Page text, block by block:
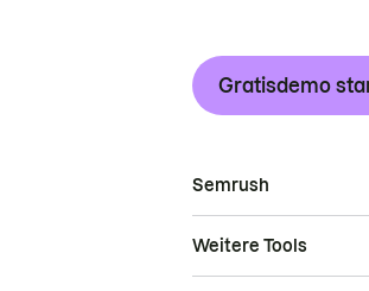
Gratisdemo
Semrush
Weitere Tools